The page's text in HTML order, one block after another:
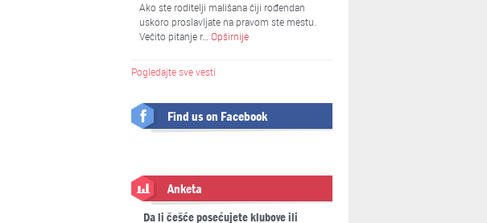
Ako ste roditelji mališana čiji rođendan
uskoro proslavljate na pravom ste mestu.
Večito pitanje r… Opširnije
Pogledajte sve vesti
Find us on Facebook
Anketa
Da li češće posećujete klubove ili